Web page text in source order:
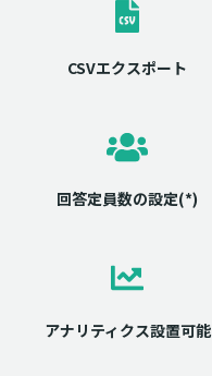
CSVエクスポート
回答定員数の設定(*)
アナリティクス設置可能